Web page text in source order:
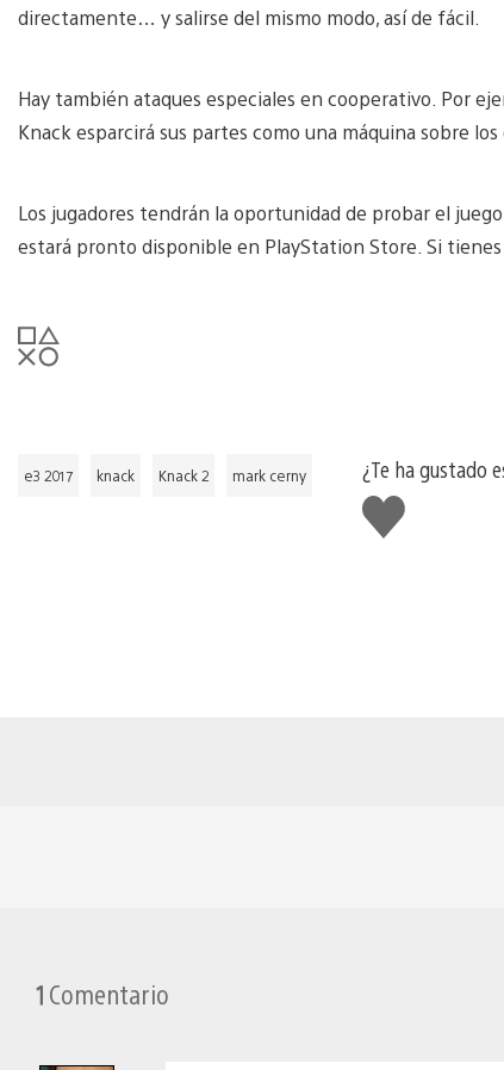
directamente… y salirse del mismo modo, así de fácil.
Hay también ataques especiales en cooperativo. Por
Knack esparcirá sus partes como una máquina sobre
Los jugadores tendrán la oportunidad de probar el
estará pronto disponible en PlayStation Store. Si
e3 2017 knack Knack 2 mark cerny
¿Te ha gustado
Me
gusta
1 Comentario